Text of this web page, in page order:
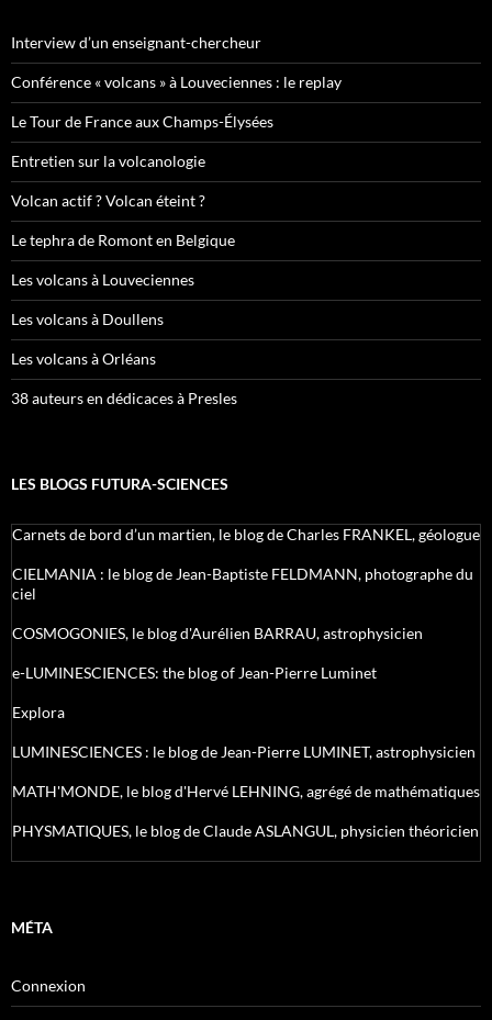
Interview d’un enseignant-chercheur
Conférence « volcans » à Louveciennes : le replay
Le Tour de France aux Champs-Élysées
Entretien sur la volcanologie
Volcan actif ? Volcan éteint ?
Le tephra de Romont en Belgique
Les volcans à Louveciennes
Les volcans à Doullens
Les volcans à Orléans
38 auteurs en dédicaces à Presles
LES BLOGS FUTURA-SCIENCES
Carnets de bord d’un martien, le blog de Charles FRANKEL, géologue
CIELMANIA : le blog de Jean-Baptiste FELDMANN, photographe du
ciel
COSMOGONIES, le blog d'Aurélien BARRAU, astrophysicien
e-LUMINESCIENCES: the blog of Jean-Pierre Luminet
Explora
LUMINESCIENCES : le blog de Jean-Pierre LUMINET, astrophysicien
MATH'MONDE, le blog d'Hervé LEHNING, agrégé de mathématiques
PHYSMATIQUES, le blog de Claude ASLANGUL, physicien théoricien
MÉTA
Connexion